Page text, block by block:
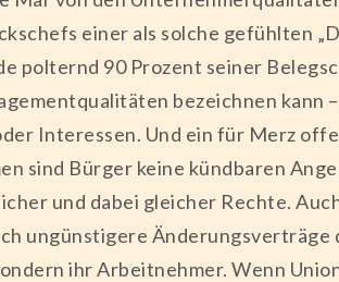
einer als solche gefühlten
polternd 90 Prozent seiner
bezeichnen kann
Interessen. Und ein für Merz
sind Bürger keine kündbaren
und dabei gleicher Rechte.
ungünstigere
ihr Arbeitnehmer. Wenn